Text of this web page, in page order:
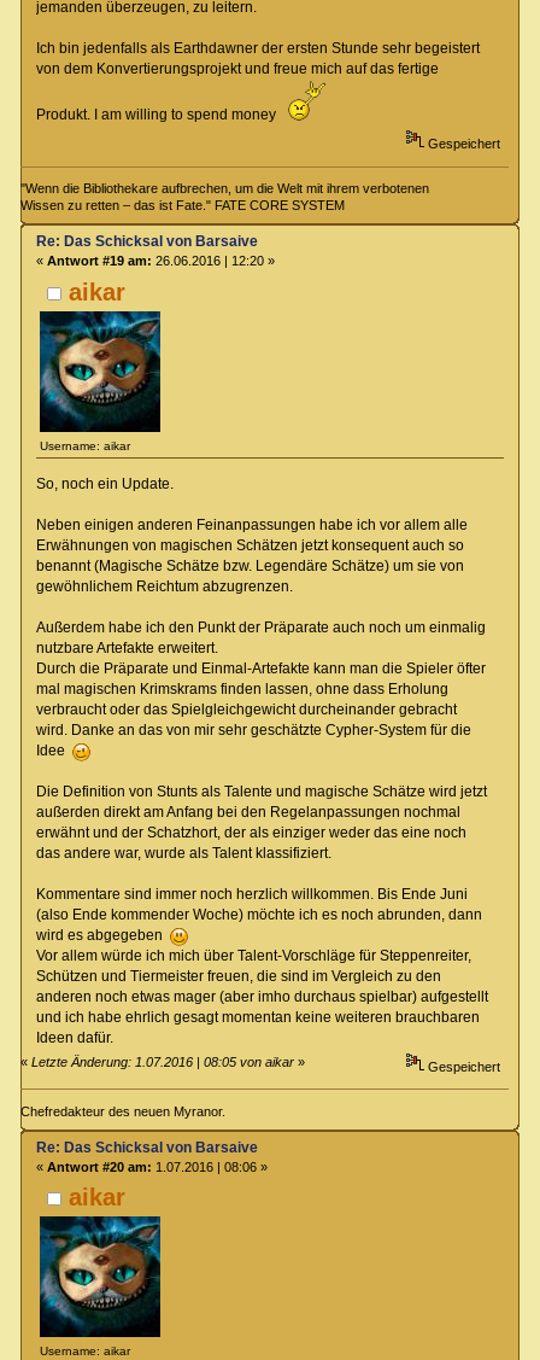
jemanden überzeugen, zu leitern.
Ich bin jedenfalls als Earthdawner der ersten Stunde sehr begeistert
von dem Konvertierungsprojekt und freue mich auf das fertige
Produkt. I am willing to spend money
Gespeichert
"Wenn die Bibliothekare aufbrechen, um die Welt mit ihrem verbotenen
Wissen zu retten – das ist Fate." FATE CORE SYSTEM
aikar
Username: aikar
Re: Das Schicksal von Barsaive
« Antwort #19 am: 26.06.2016 | 12:20 »
So, noch ein Update.
Neben einigen anderen Feinanpassungen habe ich vor allem alle
Erwähnungen von magischen Schätzen jetzt konsequent auch so
benannt (Magische Schätze bzw. Legendäre Schätze) um sie von
gewöhnlichem Reichtum abzugrenzen.
Außerdem habe ich den Punkt der Präparate auch noch um einmalig
nutzbare Artefakte erweitert.
Durch die Präparate und Einmal-Artefakte kann man die Spieler öfter
mal magischen Krimskrams finden lassen, ohne dass Erholung
verbraucht oder das Spielgleichgewicht durcheinander gebracht
wird. Danke an das von mir sehr geschätzte Cypher-System für die
Idee
Die Definition von Stunts als Talente und magische Schätze wird jetzt
außerden direkt am Anfang bei den Regelanpassungen nochmal
erwähnt und der Schatzhort, der als einziger weder das eine noch
das andere war, wurde als Talent klassifiziert.
Kommentare sind immer noch herzlich willkommen. Bis Ende Juni
(also Ende kommender Woche) möchte ich es noch abrunden, dann
wird es abgegeben
Vor allem würde ich mich über Talent-Vorschläge für Steppenreiter,
Schützen und Tiermeister freuen, die sind im Vergleich zu den
anderen noch etwas mager (aber imho durchaus spielbar) aufgestellt
und ich habe ehrlich gesagt momentan keine weiteren brauchbaren
Ideen dafür.
«Letzte Änderung: 1.07.2016 | 08:05 von aikar » Gespeichert
Chefredakteur des neuen Myranor.
aikar
Username: aikar
Re: Das Schicksal von Barsaive
« Antwort #20 am: 1.07.2016 | 08:06 »